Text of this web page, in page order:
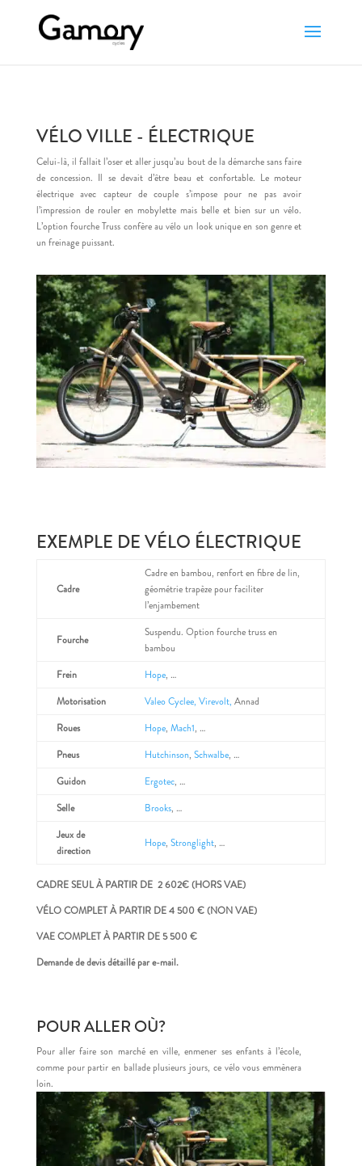
VÉLO VILLE - ÉLECTRIQUE
Celui-là, il fallait l’oser et aller jusqu’au bout de la démarche sans faire
de concession. Il se devait d’être beau et confortable. Le moteur
électrique avec capteur de couple s’impose pour ne pas avoir
l’impression de rouler en mobylette mais belle et bien sur un vélo.
L’option fourche Truss confère au vélo un look unique en son genre et
un freinage puissant.
EXEMPLE DE VÉLO ÉLECTRIQUE
Cadre
Cadre en bambou, renfort en fibre de lin,
géométrie trapèze pour faciliter
l’enjambement
Fourche
Suspendu. Option fourche truss en
bambou
Frein
Hope, …
Motorisation
Valeo Cyclee, Virevolt, Annad
Roues
Hope, Mach1, …
Pneus
Hutchinson, Schwalbe, …
Guidon
Ergotec, …
Selle
Brooks, …
Jeux de
direction
Hope, Stronglight, …
CADRE SEUL À PARTIR DE 2 602€ (HORS VAE)
VÉLO COMPLET À PARTIR DE 4 500 € (NON VAE)
VAE COMPLET À PARTIR DE 5 500 €
Demande de devis détaillé par e-mail.
POUR ALLER OÙ?
Pour aller faire son marché en ville, enmener ses enfants à l’école,
comme pour partir en ballade plusieurs jours, ce vélo vous emmènera
loin.